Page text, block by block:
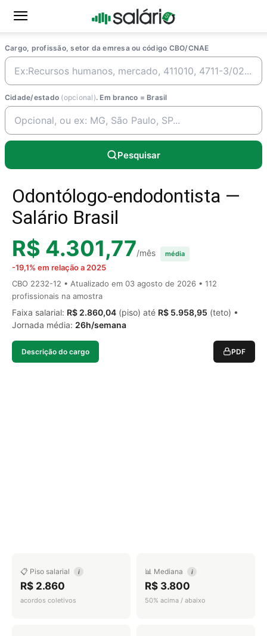
Cargo, profissão, setor da emresa ou código CBO/CNAE
Cidade/estado (opcional). Em branco = Brasil
Pesquisar
Odontólogo-endodontista —
Salário Brasil
R$ 4.301,77/mês média
-19,1% em relação a 2025
CBO 2232-12 • Atualizado em 03 agosto de 2026 • 112
profissionais na amostra
Faixa salarial: R$ 2.860,04 (piso) até R$ 5.958,95 (teto) •
Jornada média: 26h/semana
Descrição do cargo PDF
📋 Piso salarial i
R$ 2.860
acordos coletivos
📊 Mediana i
R$ 3.800
50% acima / abaixo